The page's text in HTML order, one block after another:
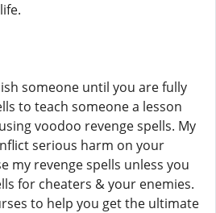
someone until you are fully
to teach someone a lesson
voodoo revenge spells. My
serious harm on your
my revenge spells unless you
for cheaters & your enemies.
to help you get the ultimate